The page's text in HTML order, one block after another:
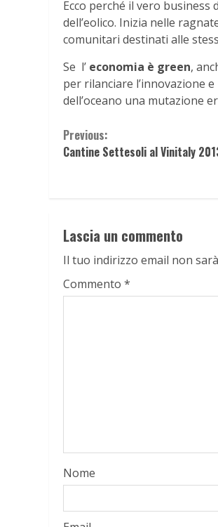
Ecco perché il vero business
dell’eolico. Inizia nelle
comunitari destinati alle
Se l’ economia è green,
per rilanciare l’innovazione
dell’oceano una mutazione
Continue
Reading
Previous:
Cantine Settesoli al Vinitaly
Lascia un commento
Il tuo indirizzo email non
Commento *
Nome